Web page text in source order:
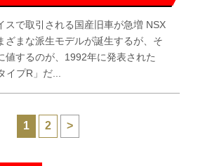
スで取引される国産旧車が急増 NSX
ざまな派生モデルが誕生するが、そ
値するのが、1992年に発表された
イプR」だ...
1 2 >